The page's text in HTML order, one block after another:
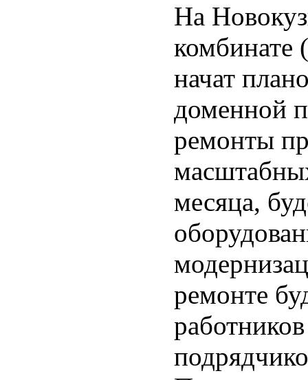
На
комбинате
начат
доменной
ремонты
месяца,
ремонте